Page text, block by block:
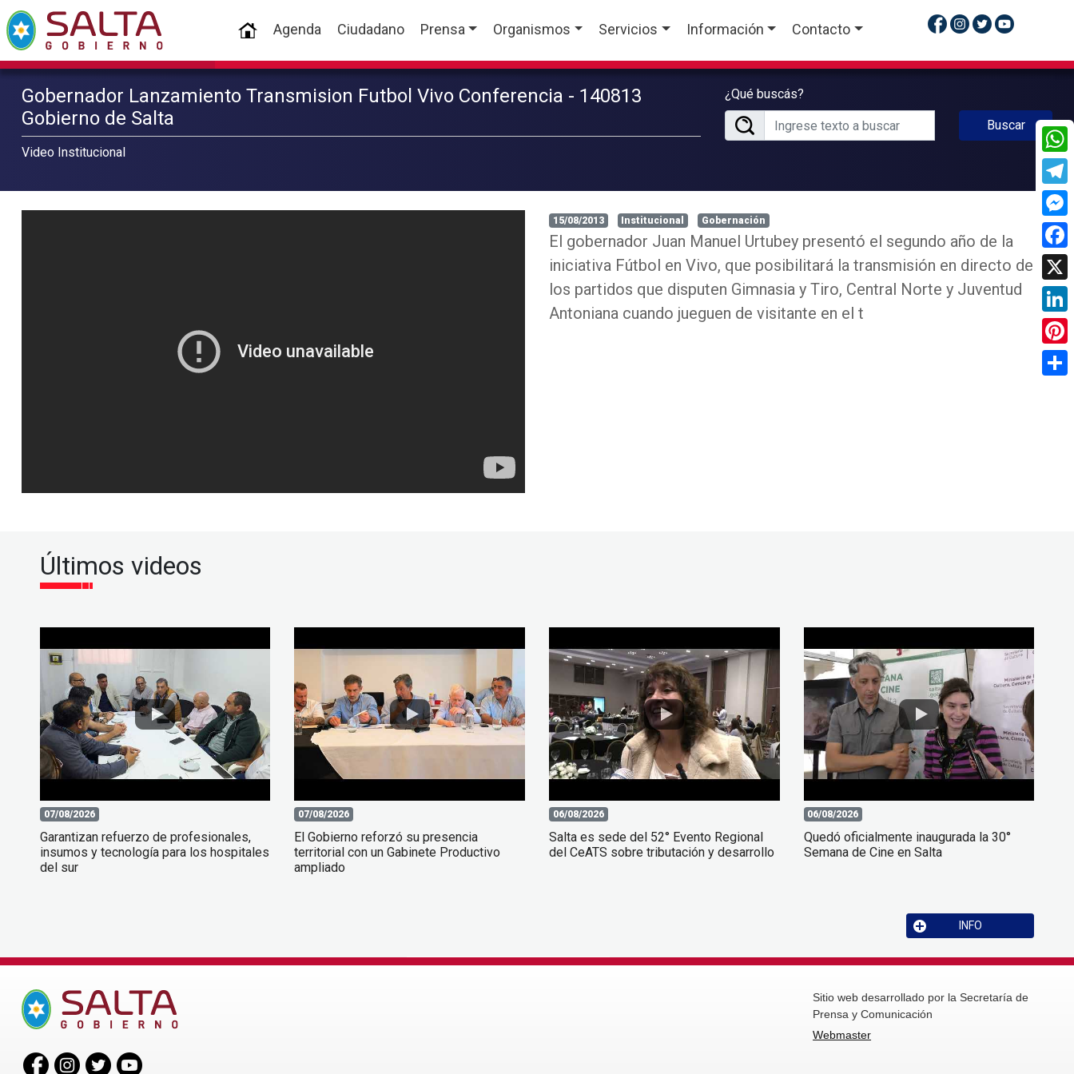
(current)
Agenda Ciudadano Prensa Organismos Servicios Información Contacto
Gobernador Lanzamiento Transmision Futbol Vivo Conferencia - 140813
Gobierno de Salta
Video Institucional
¿Qué buscás?
Buscar
15/08/2013 Institucional Gobernación
El gobernador Juan Manuel Urtubey presentó el segundo año de la
iniciativa Fútbol en Vivo, que posibilitará la transmisión en directo de
los partidos que disputen Gimnasia y Tiro, Central Norte y Juventud
Antoniana cuando jueguen de visitante en el t
Últimos videos
07/08/2026
Garantizan refuerzo de profesionales,
insumos y tecnología para los hospitales
del sur
07/08/2026
El Gobierno reforzó su presencia
territorial con un Gabinete Productivo
ampliado
06/08/2026
Salta es sede del 52° Evento Regional
del CeATS sobre tributación y desarrollo
06/08/2026
Quedó oficialmente inaugurada la 30°
Semana de Cine en Salta
INFO
Sitio web desarrollado por la Secretaría de
Prensa y Comunicación
Webmaster
X